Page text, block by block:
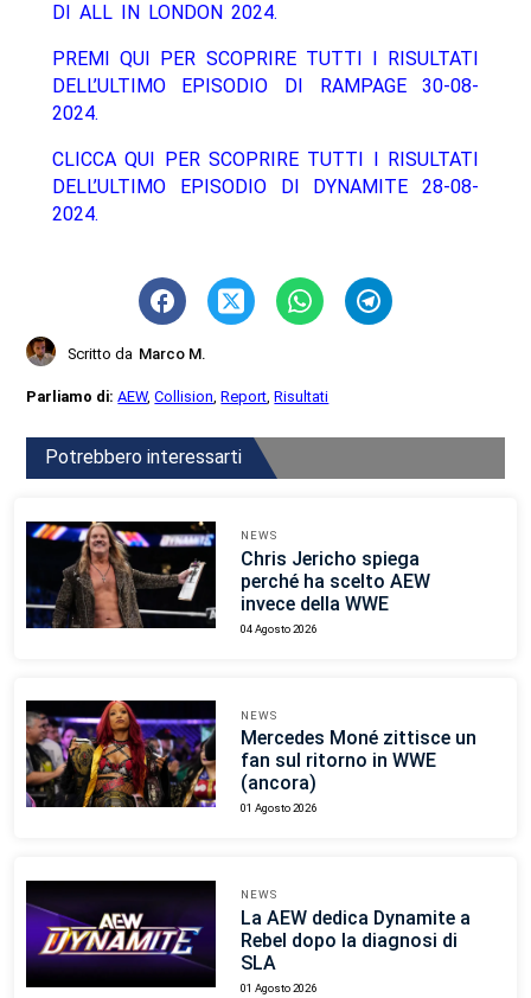
DI ALL IN LONDON 2024.
PREMI QUI PER SCOPRIRE TUTTI I RISULTATI
DELL’ULTIMO EPISODIO DI RAMPAGE 30-08-
2024.
CLICCA QUI PER SCOPRIRE TUTTI I RISULTATI
DELL’ULTIMO EPISODIO DI DYNAMITE 28-08-
2024.
Scritto da Marco M.
Parliamo di:AEW,Collision,Report,Risultati
Potrebbero interessarti
NEWS
Chris Jericho spiega
perché ha scelto AEW
invece della WWE
04 Agosto 2026
NEWS
Mercedes Moné zittisce un
fan sul ritorno in WWE
(ancora)
01 Agosto 2026
NEWS
La AEW dedica Dynamite a
Rebel dopo la diagnosi di
SLA
01 Agosto 2026